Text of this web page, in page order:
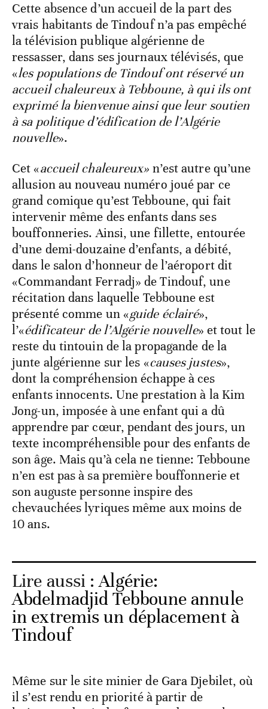
Cette absence d’un accueil de la part des
vrais habitants de Tindouf n’a pas empêché
la télévision publique algérienne de
ressasser, dans ses journaux télévisés, que
«les populations de Tindouf ont réservé un
accueil chaleureux à Tebboune, à qui ils ont
exprimé la bienvenue ainsi que leur soutien
à sa politique d’édification de l’Algérie
nouvelle».
Cet «accueil chaleureux» n’est autre qu’une
allusion au nouveau numéro joué par ce
grand comique qu’est Tebboune, qui fait
intervenir même des enfants dans ses
bouffonneries. Ainsi, une fillette, entourée
d’une demi-douzaine d’enfants, a débité,
dans le salon d’honneur de l’aéroport dit
«Commandant Ferradj» de Tindouf, une
récitation dans laquelle Tebboune est
présenté comme un «guide éclairé»,
l’«édificateur de l’Algérie nouvelle» et tout le
reste du tintouin de la propagande de la
junte algérienne sur les «causes justes»,
dont la compréhension échappe à ces
enfants innocents. Une prestation à la Kim
Jong-un, imposée à une enfant qui a dû
apprendre par cœur, pendant des jours, un
texte incompréhensible pour des enfants de
son âge. Mais qu’à cela ne tienne: Tebboune
n’en est pas à sa première bouffonnerie et
son auguste personne inspire des
chevauchées lyriques même aux moins de
10 ans.
Lire aussi :Algérie:
Abdelmadjid Tebboune annule
in extremis un déplacement à
Tindouf
Même sur le site minier de Gara Djebilet, où
il s’est rendu en priorité à partir de